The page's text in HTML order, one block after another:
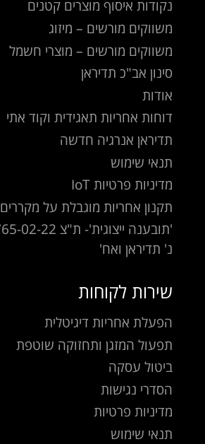
נקודות איסוף מוצרים קטנים
משווקים מורשים – מיזוג
משווקים מורשים – מוצרי חשמל
סינון אב"כ תדיראן
אודות
דוחות אחריות תאגידית וקוד אתי
תדיראן אנרגיה חדשה
תנאי שימוש
מדיניות פרטיות IoT
תקנון אחריות מוגבלת על מקררים
נ' תדיראן ואח'
שירות לקוחות
הפעלת אחריות דיגיטלית
תפעול המזגן ותחזוקה שוטפת
ביטול עסקה
הסדרי נגישות
מדיניות פרטיות
תנאי שימוש